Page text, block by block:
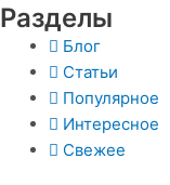
Разделы
Блог
Статьи
Популярное
Интересное
Свежее